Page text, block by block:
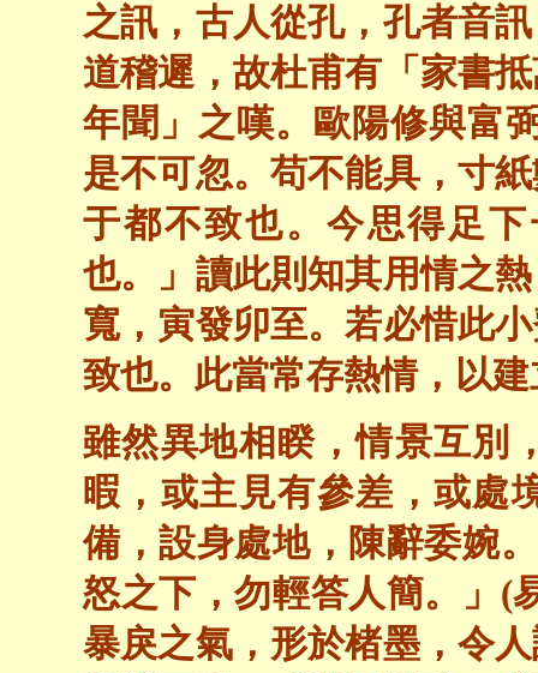
之訊，古人從孔，孔者音
道稽遲，故杜甫有「家書
年聞」之嘆。歐陽修與富
是不可忽。苟不能具，寸
于都不致也。今思得足
也。」讀此則知其用情之
寬，寅發卯至。若必惜此
致也。此當常存熱情，以
雖然異地相睽，情景互別
暇，或主見有參差，或處
備，設身處地，陳辭委婉
怒之下，勿輕答人簡。」(
暴戾之氣，形於楮墨，令